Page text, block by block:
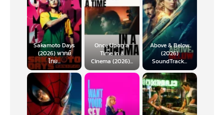
Sakamoto Days
(2026) พากย์
ไทย...
Once Upon a
Time in a
Cinema (2026)...
Above & Below
(2026)
SoundTrack...